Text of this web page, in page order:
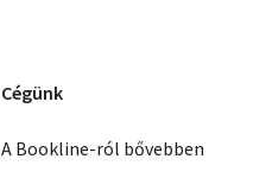
Cégünk
A Bookline-ról bővebben